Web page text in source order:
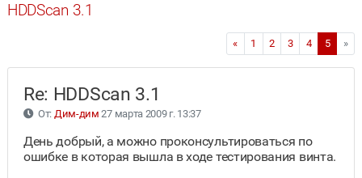
HDDScan 3.1
« 1 2 3 4 5 »
Re: HDDScan 3.1
От: Дим-дим 27 марта 2009 г. 13:37
День добрый, а можно проконсультироваться по
ошибке в которая вышла в ходе тестирования винта.